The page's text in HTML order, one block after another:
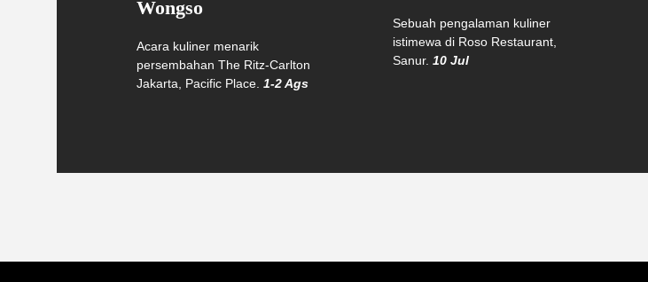
Wongso
Acara kuliner menarik
persembahan The Ritz-Carlton
Jakarta, Pacific Place. 1-2 Ags
Sebuah pengalaman kuliner
istimewa di Roso Restaurant,
Sanur. 10 Jul